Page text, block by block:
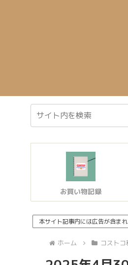
お買い物記録
本サイト記事内には広告が含まれ
ホーム コスト